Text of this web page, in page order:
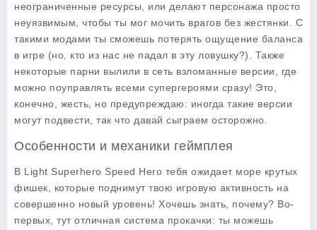
неограниченные ресурсы, или делают персонажа просто
неуязвимым, чтобы ты мог мочить врагов без жестянки. С
такими модами ты сможешь потерять ощущение баланса
в игре (но, кто из нас не падал в эту ловушку?). Также
некоторые парни вылили в сеть взломанные версии, где
можно поуправлять всеми супергероями сразу! Это,
конечно, жесть, но предупреждаю: иногда такие версии
могут подвести, так что давай сыграем осторожно.
Особенности и механики геймплея
В Light Superhero Speed Hero тебя ожидает море крутых
фишек, которые поднимут твою игровую активность на
совершенно новый уровень! Хочешь знать, почему? Во-
первых, тут отличная система прокачки: ты можешь